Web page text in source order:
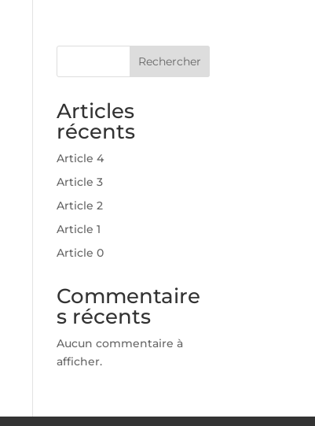
Rechercher
Articles
récents
Article 4
Article 3
Article 2
Article 1
Article 0
Commentaire
s récents
Aucun commentaire à
afficher.